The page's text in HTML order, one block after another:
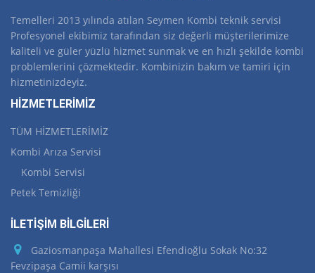
Temelleri 2013 yılında atılan Seymen Kombi teknik servisi
Profesyonel ekibimiz tarafından siz değerli müşterilerimize
kaliteli ve güler yüzlü hizmet sunmak ve en hızlı şekilde kombi
problemlerini çözmektedir. Kombinizin bakım ve tamiri için
hizmetinizdeyiz.
HİZMETLERİMİZ
TÜM HİZMETLERİMİZ
Kombi Arıza Servisi
Kombi Servisi
Petek Temizliği
İLETİŞİM BİLGİLERİ
Gaziosmanpaşa Mahallesi Efendioğlu Sokak No:32
Fevzipaşa Camii karşısı